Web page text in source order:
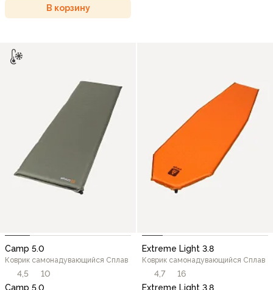
В корзину
Camp 5.0
Коврик самонадувающийся Сплав
4,5
10
Camp 5.0
Extreme Light 3.8
Коврик самонадувающийся Сплав
4,7
16
Extreme Light 3.8